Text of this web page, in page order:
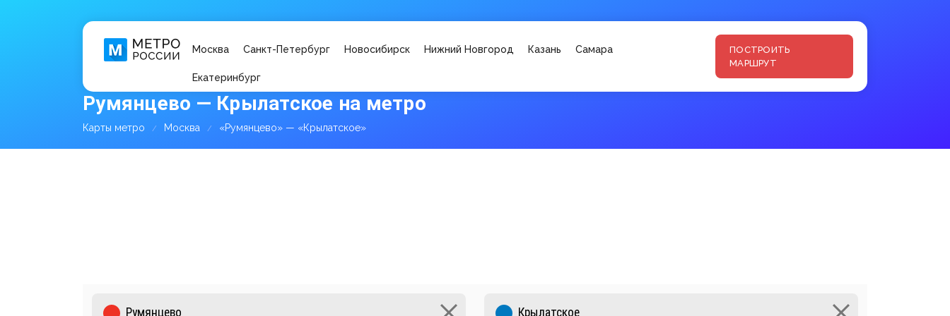
Москва Санкт-Петербург Новосибирск Нижний Новгород Казань Самара
Екатеринбург
ПОСТРОИТЬ
МАРШРУТ
Румянцево — Крылатское на метро
Карты метро Москва «Румянцево» — «Крылатское»